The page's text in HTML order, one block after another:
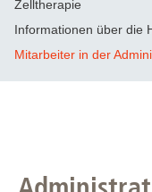
Zelltherapie
Informationen über die
Mitarbeiter in der